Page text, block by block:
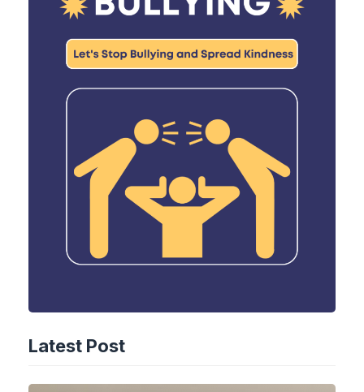
Latest Post